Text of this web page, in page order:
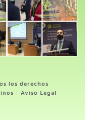
los derechos
| Aviso Legal